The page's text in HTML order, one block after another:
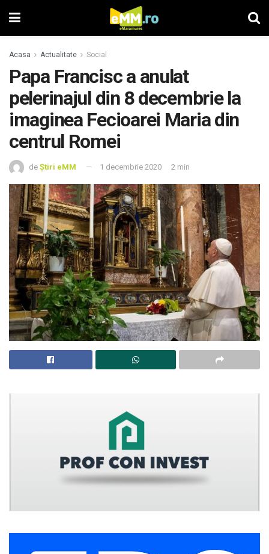
Acasa Actualitate Social
Papa Francisc a anulat
pelerinajul din 8 decembrie la
imaginea Fecioarei Maria din
centrul Romei
de Știri eMM 1 decembrie 2020 2 min